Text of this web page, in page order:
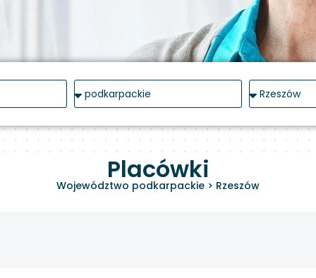
Placówki
Województwo podkarpackie > Rzeszów